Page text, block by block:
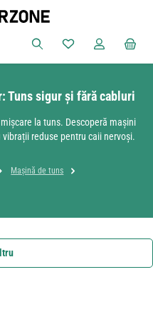
Aveți 0 articole
Tuns sigur și fără cabluri
la tuns. Descoperă mașini
reduse pentru caii nervoși.
Mașină de tuns